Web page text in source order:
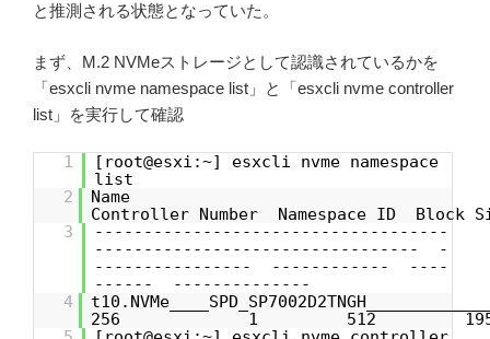
と推測される状態となっていた。
まず、M.2 NVMeストレージとして認識されているかを
「esxcli nvme namespace list」と「esxcli nvme controller
list」を実行して確認
1
[root@esxi:~] esxcli nvme namespace
list
2
Controller Number Namespace ID Block
3
------------------------------------
--------------------------------- -
---------------- ------------ ----
------ --------------
4
256 1 512